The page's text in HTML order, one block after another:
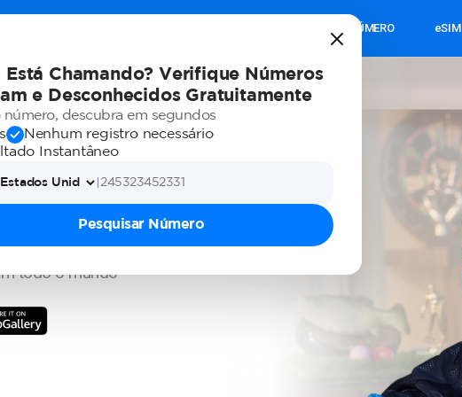
CONSULTA DE NÚMERO eSIM
todo o mundo
Está Chamando? Verifique Números
e Desconhecidos Gratuitamente
número, descubra em segundos
Nenhum registro necessário
Instantâneo
Pesquisar Número